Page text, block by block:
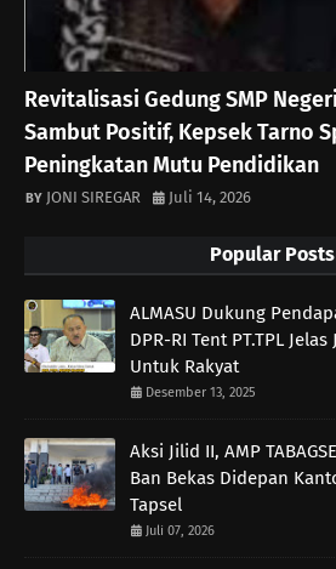
Revitalisasi Gedung SMP
Sambut Positif, Kepsek Tarno
Peningkatan Mutu Pendidikan
JONI SIREGAR Juli 14, 2026
Popular Posts
ALMASU Dukung
DPR-RI Tent PT.TPL
Untuk Rakyat
Desember 13, 2025
Aksi Jilid II, AMP
Ban Bekas Didepan
Tapsel
Juli 07, 2026